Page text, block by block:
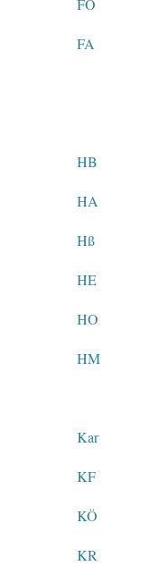
FO
FA
HB
HA
Hß
HE
HO
HM
Kar
KF
KÖ
KR